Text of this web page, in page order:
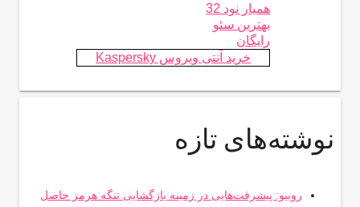
همیار نود 32
بهترین سئو
رایگان
خرید آنتی ویروس Kaspersky
نوشته‌های تازه
روبیو: پیشرفت‌هایی در زمینه بازگشایی تنگه هرمز حاصل